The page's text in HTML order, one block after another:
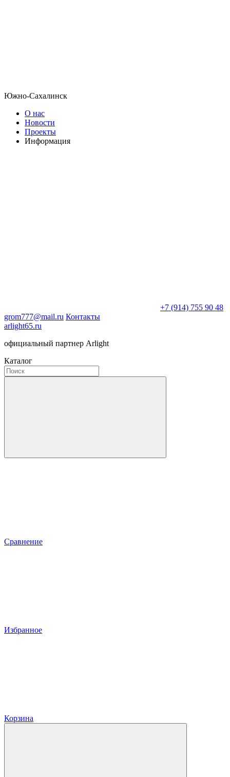
Южно-Сахалинск
О нас
Новости
Проекты
Информация
+7 (914) 755 90 48
grom777@mail.ru Контакты
arlight65.ru
официальный партнер Arlight
Каталог
Сравнение
Избранное
Корзина